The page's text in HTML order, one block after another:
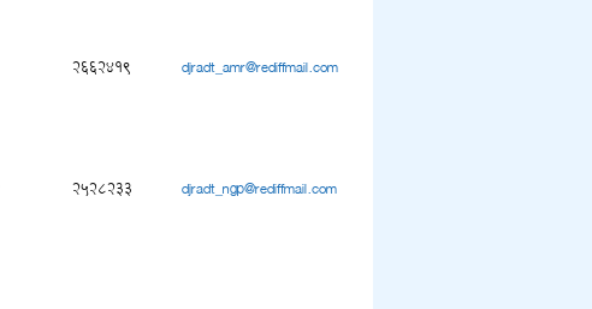
2662419 djradt_amr@rediffmail.com
2528233 djradt_ngp@rediffmail.com